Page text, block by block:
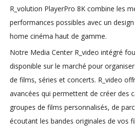
R_volution PlayerPro 8K combine les
performances possibles avec un
home cinéma haut de gamme.
​​Notre Media Center R_video intégré
disponible sur le marché pour
de films, séries et concerts. R_video
avancées qui permettent de créer des
groupes de films personnalisés, de
écoutant les bandes originales de vos